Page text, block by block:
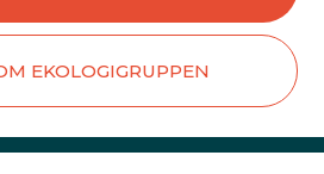
EKOLOGIGRUPPEN